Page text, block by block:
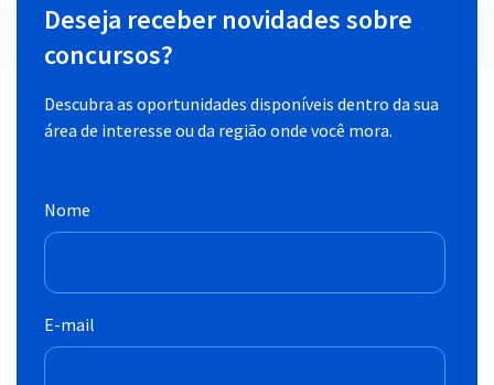
Deseja receber novidades sobre
concursos?
Descubra as oportunidades disponíveis dentro da sua
área de interesse ou da região onde você mora.
Nome
E-mail